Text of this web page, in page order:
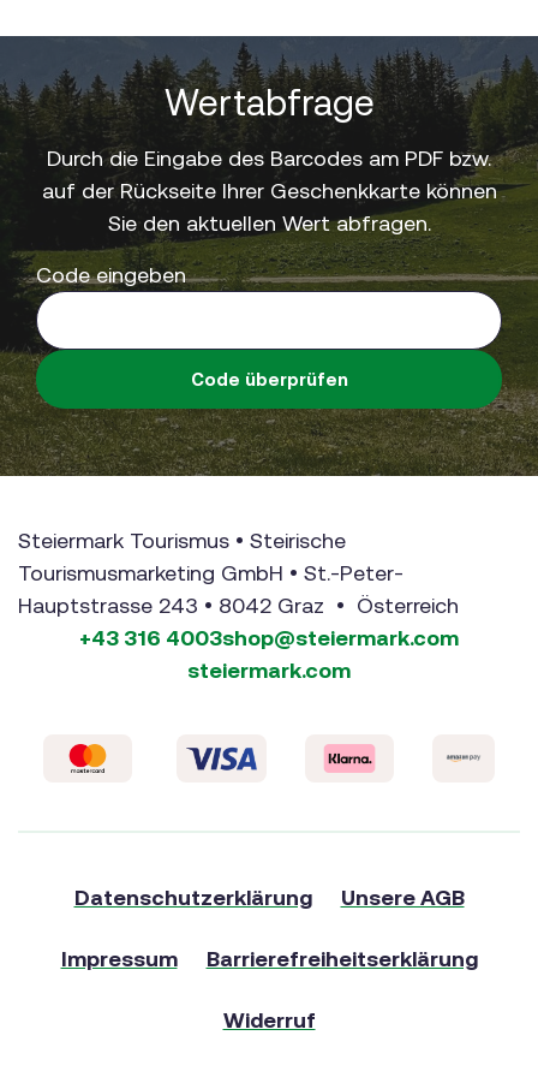
Wertabfrage
Durch die Eingabe des Barcodes am PDF bzw.
auf der Rückseite Ihrer Geschenkkarte können
Sie den aktuellen Wert abfragen.
Code eingeben
Code überprüfen
Steiermark Tourismus • Steirische
Tourismusmarketing GmbH • St.-Peter-
Hauptstrasse 243 • 8042 Graz • Österreich
+43 316 4003shop@steiermark.com
steiermark.com
Datenschutzerklärung Unsere AGB
Impressum Barrierefreiheitserklärung
Widerruf